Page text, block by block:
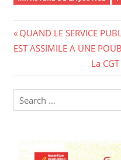
Navigation
de
l’article
Previous
Post:
QUAND LE SERVICE
EST ASSIMILE A UNE
Next
Post:
La